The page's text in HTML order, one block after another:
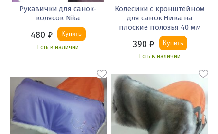
Рукавички для санок-
колясок Nika
480 ₽ Купить
Есть в наличии
Колесики с кронштейном
для санок Ника на
плоские полозья 40 мм
390 ₽ Купить
Есть в наличии